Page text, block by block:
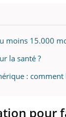
moins 15.000
la santé ?
:
pour